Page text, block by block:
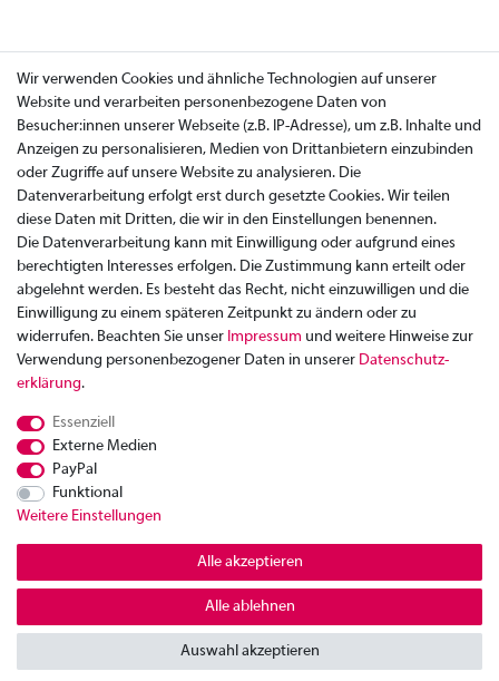
Zahlung
Rücksendung
Datenschutzerklärung
AGB
Widerrufsrecht
Wir verwenden Cookies und ähnliche Technologien auf unserer
Website und verarbeiten personenbezogene Daten von
Besucher:innen unserer Webseite (z.B. IP-Adresse), um z.B. Inhalte und
Anzeigen zu personalisieren, Medien von Drittanbietern einzubinden
oder Zugriffe auf unsere Website zu analysieren. Die
Datenverarbeitung erfolgt erst durch gesetzte Cookies. Wir teilen
diese Daten mit Dritten, die wir in den Einstellungen benennen.
Die Datenverarbeitung kann mit Einwilligung oder aufgrund eines
berechtigten Interesses erfolgen. Die Zustimmung kann erteilt oder
abgelehnt werden. Es besteht das Recht, nicht einzuwilligen und die
Einwilligung zu einem späteren Zeitpunkt zu ändern oder zu
widerrufen. Beachten Sie unser Impressum und weitere Hinweise zur
Verwendung personenbezogener Daten in unserer Daten­schutz­
erklärung.
Essenziell
Externe Medien
PayPal
Funktional
Weitere Einstellungen
Alle akzeptieren
Alle ablehnen
Auswahl akzeptieren